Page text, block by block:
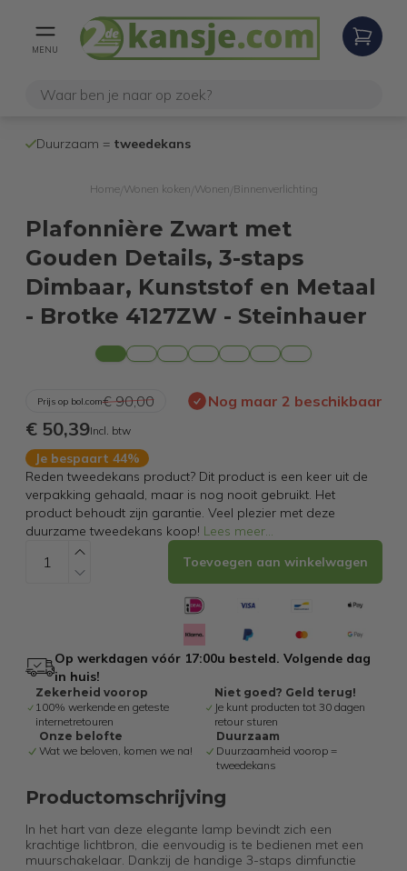
MENU
Duurzaam = tweedekans
Home/ Wonen koken Wonen Binnenverlichting
Plafonnière Zwart met
Gouden Details, 3-staps
Dimbaar, Kunststof en Metaal
- Brotke 4127ZW - Steinhauer
Prijs op bol.com€ 90,00 Nog maar 2 beschikbaar
€ 50,39Incl. btw
Je bespaart 44%
Reden tweedekans product? Dit product is een keer uit de
verpakking gehaald, maar is nog nooit gebruikt. Het
product behoudt zijn garantie. Veel plezier met deze
duurzame tweedekans koop! Lees meer...
Toevoegen aan winkelwagen
Op werkdagen vóór 17:00u besteld. Volgende dag
in huis!
Zekerheid voorop
100% werkende en geteste
internetretouren
Niet goed? Geld terug!
Je kunt producten tot 30 dagen
retour sturen
Onze belofte
Wat we beloven, komen we na!
Duurzaam
Duurzaamheid voorop =
tweedekans
Productomschrijving
In het hart van deze elegante lamp bevindt zich een
krachtige lichtbron, die eenvoudig is te bedienen met een
muurschakelaar. Dankzij de handige 3-staps dimfunctie